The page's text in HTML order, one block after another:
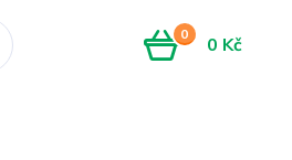
0 0 Kč